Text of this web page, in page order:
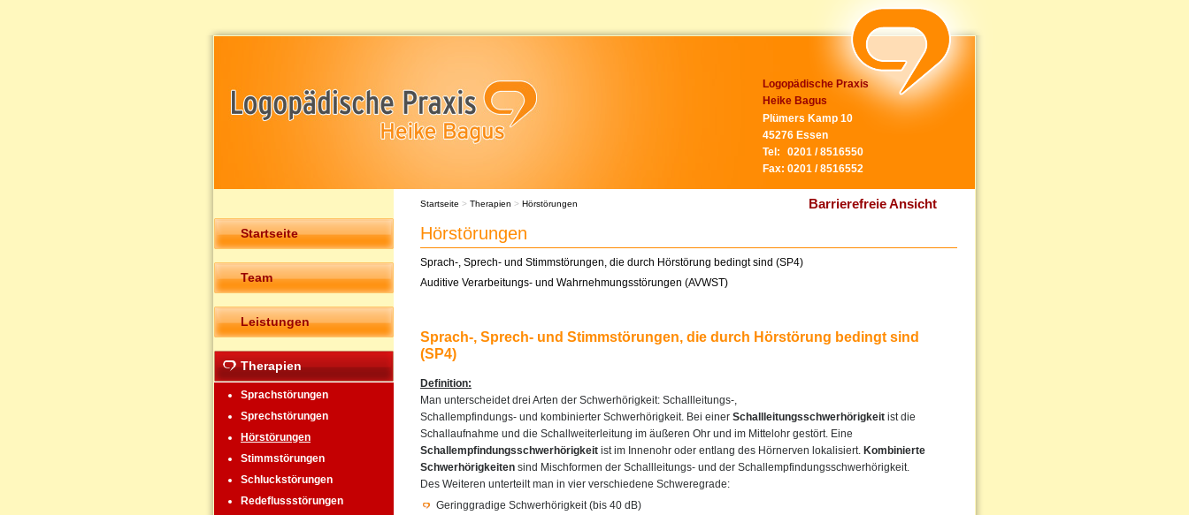
Logopädische Praxis
Heike Bagus
Plümers Kamp 10
45276 Essen
Tel:
0201 / 8516550
Fax: 0201 / 8516552
Barrierefreie Ansicht
Startseite
Team
Leistungen
Therapien
Sprachstörungen
Sprechstörungen
Hörstörungen
Stimmstörungen
Schluckstörungen
Redeflussstörungen
Startseite > Therapien > Hörstörungen
Hörstörungen
Sprach-, Sprech- und Stimmstörungen, die durch Hörstörung bedingt sind (SP4)
Auditive Verarbeitungs- und Wahrnehmungsstörungen (AVWST)
Sprach-, Sprech- und Stimmstörungen, die durch Hörstörung bedingt sind
(SP4)
Definition:
Man unterscheidet drei Arten der Schwerhörigkeit: Schallleitungs-,
Schallempfindungs- und kombinierter Schwerhörigkeit. Bei einer Schallleitungsschwerhörigkeit ist die
Schallaufnahme und die Schallweiterleitung im äußeren Ohr und im Mittelohr gestört. Eine
Schallempfindungsschwerhörigkeit ist im Innenohr oder entlang des Hörnerven lokalisiert. Kombinierte
Schwerhörigkeiten sind Mischformen der Schallleitungs- und der Schallempfindungsschwerhörigkeit.
Des Weiteren unterteilt man in vier verschiedene Schweregrade:
Geringgradige Schwerhörigkeit (bis 40 dB)